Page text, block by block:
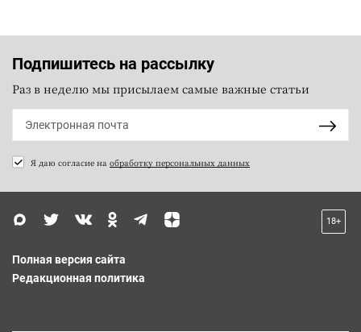
Подпишитесь на рассылку
Раз в неделю мы присылаем самые важные статьи
Я даю согласие на обработку персональных данных
18+
Полная версия сайта
Редакционная политика